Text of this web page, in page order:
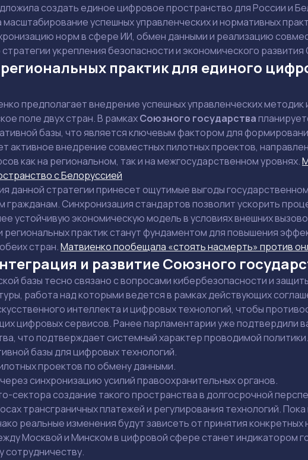
создать единое цифровое пространство для России и
успешных управленческих и нормативных
норм в сфере ИИ, обмен данными и реализацию
укрепления безопасности и экономического
практик для единого
предполагает внедрение успешных управленческих методик
поле двух стран. В рамкахСоюзного государства
базы, что является ключевым фактором для
активное внедрение совместных пилотных проектов,
как на региональном, так и на межгосударственном уровнях.
с Белоруссией
данной стратегии принесет ощутимые выгоды
гражданам. Синхронизация стандартовпозволит ускорить
устойчивую экономическую модель в условиях внешних
региональных практик станут фундаментом для повышения
стран.Матвиенко пообещала «стоять насмерть» против
и развитие Союзного
базы тесно связано с вопросами кибербезопасности и
работа над которыми ведется в рамках действующих
интеллекта и цифровых технологий, чтобы
цифровых сервисов. Ранее парламентарии уже подтвердили
что подтверждает системный характер проводимой политики.
базы для цифровых технологий.
проектов по обмену данными.
синхронизацию усилий правоохранительных органов.
сектора создание такого пространства в долгосрочной
трансграничных платежей и регулирования технологий.
реальные изменения будут зависеть от принятия конкретных
Москвой и Минском в цифровой сфере станет индикатором
сотрудничеству.
Смотреть
эксперту
будет опубликован
в курсе: эксклюзивные материалы и новости рынка на
на обработку персональных данных
Отправить вопрос
Смотреть